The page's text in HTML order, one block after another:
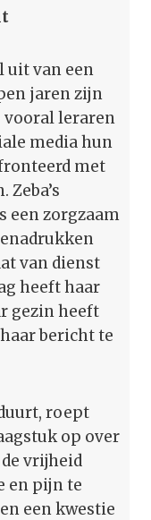
uit van een
jaren zijn
leraren
media hun
met
een zorgzaam
van dienst
heeft haar
gezin heeft
bericht te
roept
op over
vrijheid
en pijn te
een kwestie